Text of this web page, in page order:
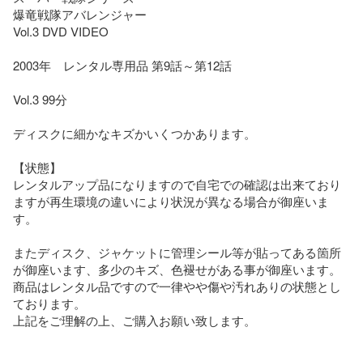
爆竜戦隊アバレンジャー
Vol.3 DVD VIDEO
2003年　レンタル専用品 第9話～第12話
Vol.3 99分
ディスクに細かなキズかいくつかあります。
【状態】
レンタルアップ品になりますので自宅での確認は出来ており
ますが再生環境の違いにより状況が異なる場合が御座いま
す。
またディスク、ジャケットに管理シール等が貼ってある箇所
が御座います、多少のキズ、色褪せがある事が御座います。
商品はレンタル品ですので一律やや傷や汚れありの状態とし
ております。
上記をご理解の上、ご購入お願い致します。